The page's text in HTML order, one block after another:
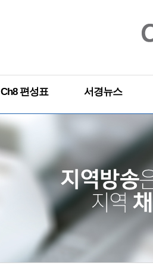
Ch8 편성표 서경뉴스